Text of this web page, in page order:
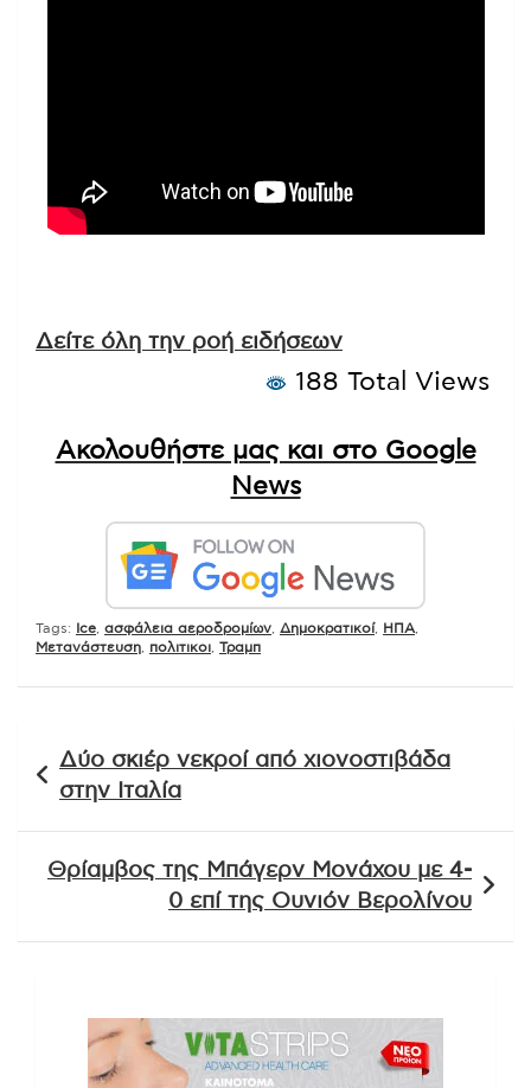
Δείτε όλη την ροή ειδήσεων
188 Total Views
Ακολουθήστε μας και στο Google
News
Tags: Ice ασφάλεια αεροδρομίων Δημοκρατικοί, ΗΠΑ
Μετανάστευση
πολιτικοι Τραμπ
άρθρων
Δύο σκιέρ νεκροί από χιονοστιβάδα
στην Ιταλία
Θρίαμβος της Μπάγερν Μονάχου με 4-
0 επί της Ουνιόν Βερολίνου